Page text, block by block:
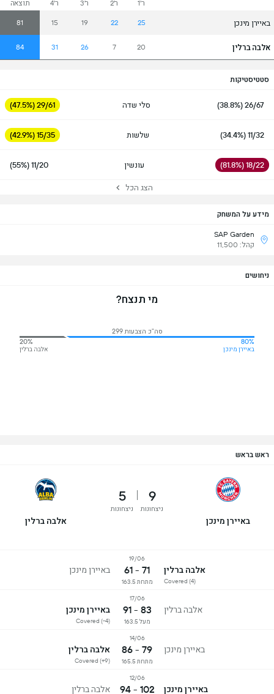
ר'1 ר'2 ר'3 ר'4 תוצאה
באיירן מינכן 25
22
19
15
81
אלבה ברלין 20
7
26
31
84
סטטיסטיקות
26/67 (38.8%) סלי שדה 29/61 (47.5%)
11/32 (34.4%) שלשות 15/35 (42.9%)
18/22 (81.8%) עונשין 11/20 (55%)
הצג הכל
מידע על המשחק
SAP Garden
קהל: 11,500
ניחושים
מי תנצח?
סה"כ הצבעות 299
80%
באיירן מינכן
20%
אלבה ברלין
ראש בראש
באיירן מינכן
9
ניצחונות
5
ניצחונות
אלבה ברלין
אלבה ברלין
Covered (4)
19/06
71 - 61 באיירן מינכן
מתחת 163.5
אלבה ברלין
17/06
83 - 91 באיירן מינכן
Covered (-4) מעל 163.5
באיירן מינכן
14/06
79 - 86 אלבה ברלין
Covered (+9) מתחת 165.5
באיירן מינכן
12/06
102 - 94 אלבה ברלין